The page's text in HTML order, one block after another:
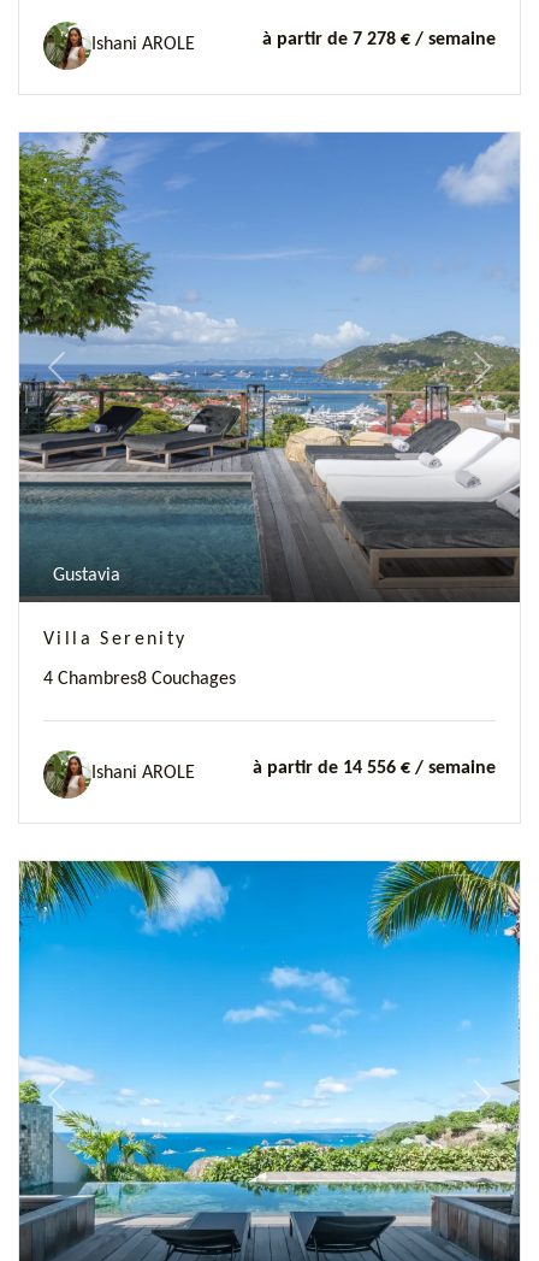
Ishani AROLE à partir de 7 278 € / semaine
Previous Next
Gustavia
Villa Serenity
4 Chambres8 Couchages
Ishani AROLE à partir de 14 556 € / semaine
Previous Next